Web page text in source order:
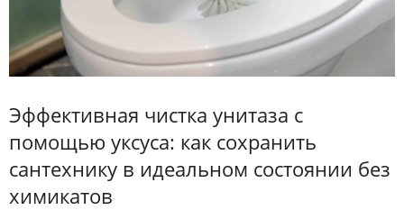
Эффективная чистка унитаза с
помощью уксуса: как сохранить
сантехнику в идеальном состоянии без
химикатов